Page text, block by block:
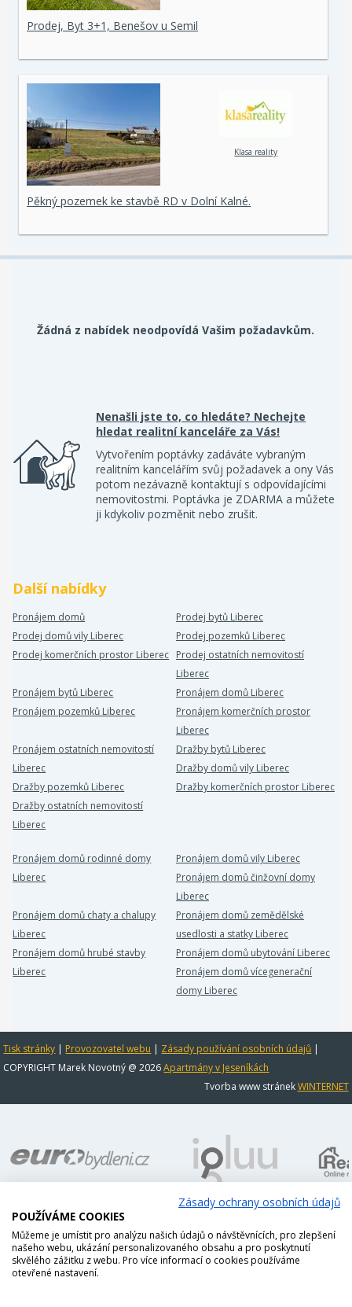
Prodej, Byt 3+1, Benešov u Semil
Klasa reality
Pěkný pozemek ke stavbě RD v Dolní Kalné.
Žádná z nabídek neodpovídá Vašim požadavkům.
Nenašli jste to, co hledáte? Nechejte
hledat realitní kanceláře za Vás!
Vytvořením poptávky zadáváte vybraným
realitním kancelářím svůj požadavek a ony Vás
potom nezávazně kontaktují s odpovídajícími
nemovitostmi. Poptávka je ZDARMA a můžete
ji kdykoliv pozměnit nebo zrušit.
Další nabídky
Pronájem domů
Prodej bytů Liberec
Prodej domů vily Liberec
Prodej pozemků Liberec
Prodej komerčních prostor Liberec Prodej ostatních nemovitostí
Liberec
Pronájem bytů Liberec
Pronájem domů Liberec
Pronájem pozemků Liberec
Pronájem komerčních prostor
Liberec
Pronájem ostatních nemovitostí
Liberec
Dražby bytů Liberec
Dražby domů vily Liberec
Dražby pozemků Liberec
Dražby komerčních prostor Liberec
Dražby ostatních nemovitostí
Liberec
Pronájem domů rodinné domy
Liberec
Pronájem domů vily Liberec
Pronájem domů činžovní domy
Liberec
Pronájem domů chaty a chalupy
Liberec
Pronájem domů zemědělské
usedlosti a statky Liberec
Pronájem domů hrubé stavby
Liberec
Pronájem domů ubytování Liberec
Pronájem domů vícegenerační
domy Liberec
Tisk stránky | Provozovatel webu | Zásady používání osobních údajů |
COPYRIGHT Marek Novotný @ 2026Apartmány v Jeseníkách
Tvorba www stránekWINTERNET
Zásady ochrany osobních údajů
POUŽÍVÁME COOKIES
Můžeme je umístit pro analýzu našich údajů o návštěvnících, pro zlepšení
našeho webu, ukázání personalizovaného obsahu a pro poskytnutí
skvělého zážitku z webu. Pro více informací o cookies používáme
otevřené nastavení.